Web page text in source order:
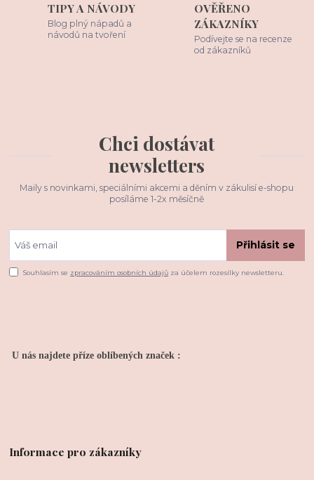
TIPY A NÁVODY
Blog plný nápadů a
návodů na tvoření
OVĚŘENO
ZÁKAZNÍKY
Podívejte se na recenze
od zákazníků
Chci dostávat
newsletters
Maily s novinkami, speciálními akcemi a děním v zákulisí e-shopu
posíláme 1-2x měsíčně
Přihlásit se
Souhlasím se zpracováním osobních údajů za účelem rozesílky newsletteru.
U nás najdete příze oblíbených značek :
Informace pro zákazníky